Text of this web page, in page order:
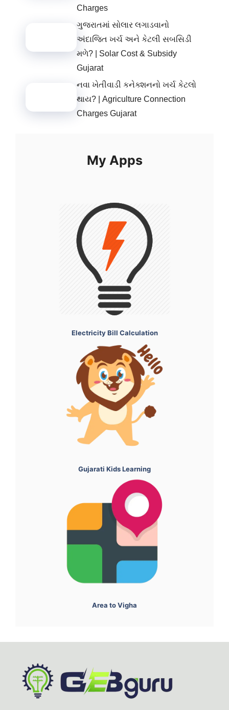
Charges
ગુજરાતમાં સોલાર લગાડવાનો
અંદાજિત ખર્ચ અને કેટલી સબસિડી
મળે? | Solar Cost & Subsidy
Gujarat
નવા ખેતીવાડી કનેક્શનનો ખર્ચ કેટલો
થાય? | Agriculture Connection
Charges Gujarat
My Apps
Electricity Bill Calculation
Gujarati Kids Learning
Area to Vigha